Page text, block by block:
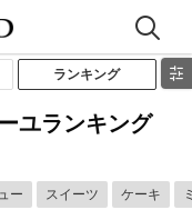
ランキング
ユランキング
ー スイーツ ケーキ